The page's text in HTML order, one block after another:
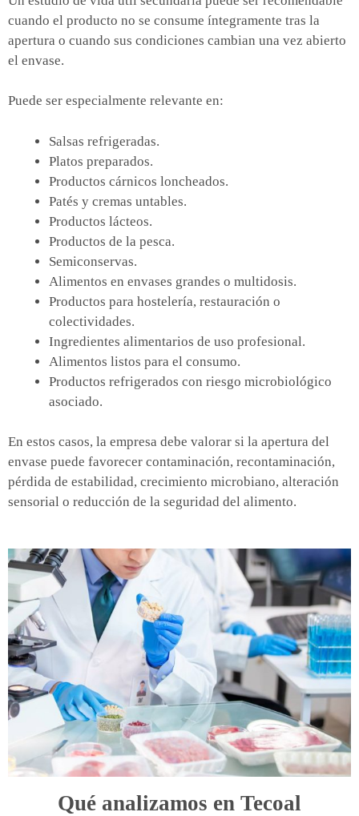
cuando el producto no se consume íntegramente tras la
apertura o cuando sus condiciones cambian una vez abierto
el envase.
Puede ser especialmente relevante en:
Salsas refrigeradas.
Platos preparados.
Productos cárnicos loncheados.
Patés y cremas untables.
Productos lácteos.
Productos de la pesca.
Semiconservas.
Alimentos en envases grandes o multidosis.
Productos para hostelería, restauración o
colectividades.
Ingredientes alimentarios de uso profesional.
Alimentos listos para el consumo.
Productos refrigerados con riesgo microbiológico
asociado.
En estos casos, la empresa debe valorar si la apertura del
envase puede favorecer contaminación, recontaminación,
pérdida de estabilidad, crecimiento microbiano, alteración
sensorial o reducción de la seguridad del alimento.
Qué analizamos en Tecoal